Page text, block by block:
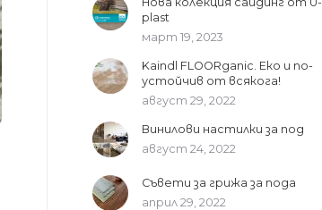
plast
март 19, 2023
Kaindl FLOORganic. Еко и по-
устойчив от всякога!
август 29, 2022
Винилови настилки за под
август 24, 2022
Съвети за грижа за пода
април 29, 2022